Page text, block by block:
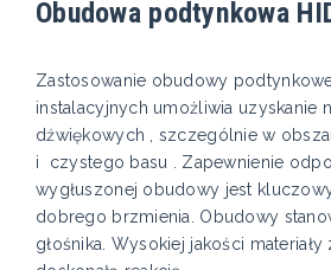
Obudowa podtynkowa
Zastosowanie obudowy
instalacyjnych umożliwia uzyskanie
dźwiękowych , szczególnie w
i czystego basu . Zapewnienie
wygłuszonej obudowy jest
dobrego brzmienia. Obudowy
głośnika. Wysokiej jakości materiały